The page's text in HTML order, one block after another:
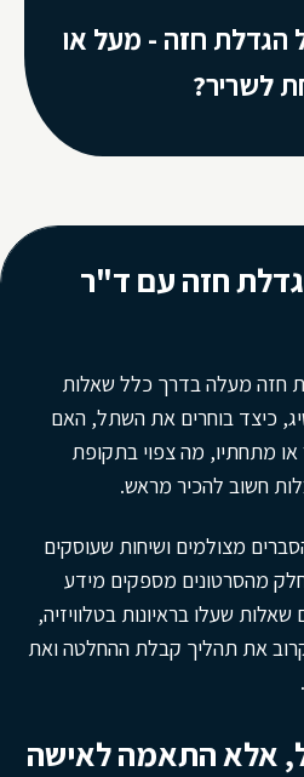
הגדלת חזה - מעל או
לשריר?
חזה עם ד"ר
חזה מעלה בדרך כלל שאלות
כיצד בוחרים את השתל, האם
מתחתיו, מה צפוי בתקופת
חשוב להכיר מראש.
מצולמים ושיחות שעוסקים
מהסרטונים מספקים מידע
שעלו בראיונות בטלוויזיה,
את תהליך קבלת ההחלטה ואת
אלא התאמה לאישה